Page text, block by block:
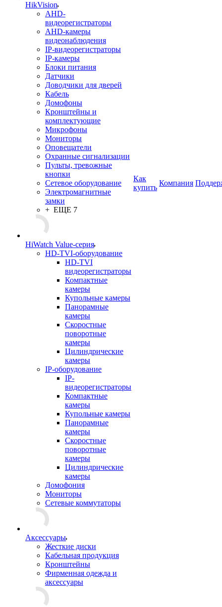
HikVision
AHD-
видеорегистраторы
AHD-камеры
видеонаблюдения
IP-видеорегистраторы
IP-камеры
Блоки питания
Датчики
Доводчики для дверей
Кабель
Домофоны
Кронштейны и
комплектующие
Микрофоны
Мониторы
Оповещатели
Охранные сигнализации
Пульты, тревожные
кнопки
Сетевое оборудование
Электромагнитные
замки
+ ЕЩЕ 7
HiWatch Value-серия
HD-TVI-оборудование
HD-TVI
видеорегистраторы
Компактные
камеры
Купольные камеры
Панорамные
камеры
Скоростные
поворотные
камеры
Цилиндрические
камеры
IP-оборудование
IP-
видеорегистраторы
Компактные
камеры
Купольные камеры
Панорамные
камеры
Скоростные
поворотные
камеры
Цилиндрические
камеры
Домофония
Мониторы
Сетевые коммутаторы
Аксессуары
Жесткие диски
Кабельная продукция
Кронштейны
Фирменная одежда и
аксессуары
Как
купить
Компания